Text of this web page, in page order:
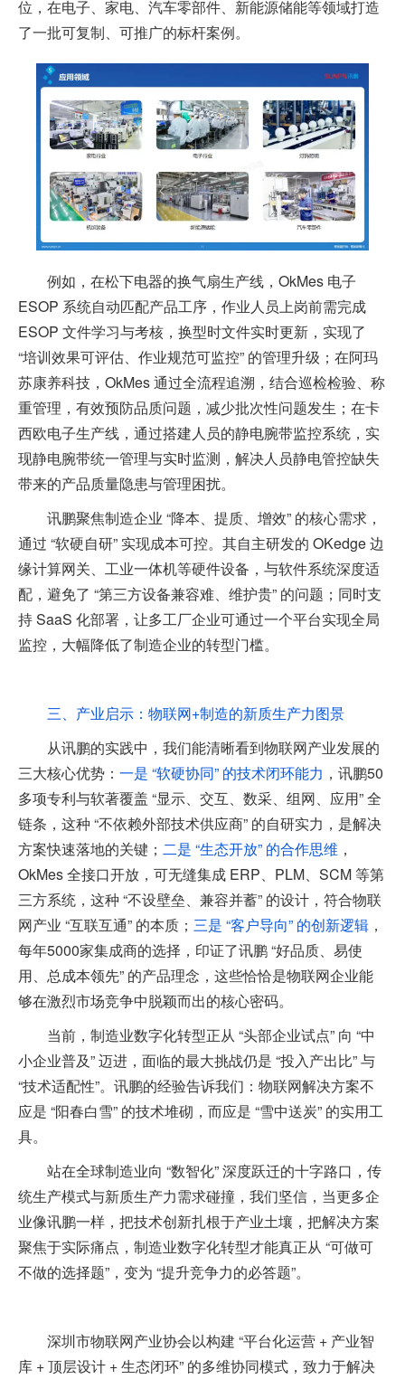
位，在电子、家电、汽车零部件、新能源储能等领域打造
了一批可复制、可推广的标杆案例。
例如，在松下电器的换气扇生产线，OkMes 电子
ESOP 系统自动匹配产品工序，作业人员上岗前需完成
ESOP 文件学习与考核，换型时文件实时更新，实现了
“培训效果可评估、作业规范可监控” 的管理升级；在阿玛
苏康养科技，OkMes 通过全流程追溯，结合巡检检验、称
重管理，有效预防品质问题，减少批次性问题发生；在卡
西欧电子生产线，通过搭建人员的静电腕带监控系统，实
现静电腕带统一管理与实时监测，解决人员静电管控缺失
带来的产品质量隐患与管理困扰。
讯鹏聚焦制造企业 “降本、提质、增效” 的核心需求，
通过 “软硬自研” 实现成本可控。其自主研发的 OKedge 边
缘计算网关、工业一体机等硬件设备，与软件系统深度适
配，避免了 “第三方设备兼容难、维护贵” 的问题；同时支
持 SaaS 化部署，让多工厂企业可通过一个平台实现全局
监控，大幅降低了制造企业的转型门槛。
三、产业启示：物联网+制造的新质生产力图景
从讯鹏的实践中，我们能清晰看到物联网产业发展的
三大核心优势： 一是 “软硬协同” 的技术闭环能力 ，讯鹏50
多项专利与软著覆盖 “显示、交互、数采、组网、应用” 全
链条，这种 “不依赖外部技术供应商” 的自研实力，是解决
方案快速落地的关键； 二是 “生态开放” 的合作思维 ，
OkMes 全接口开放，可无缝集成 ERP、PLM、SCM 等第
三方系统，这种 “不设壁垒、兼容并蓄” 的设计，符合物联
网产业 “互联互通” 的本质； 三是 “客户导向” 的创新逻辑 ，
每年5000家集成商的选择，印证了讯鹏 “好品质、易使
用、总成本领先” 的产品理念，这些恰恰是物联网企业能
够在激烈市场竞争中脱颖而出的核心密码。
当前，制造业数字化转型正从 “头部企业试点” 向 “中
小企业普及” 迈进，面临的最大挑战仍是 “投入产出比” 与
“技术适配性”。讯鹏的经验告诉我们：物联网解决方案不
应是 “阳春白雪” 的技术堆砌，而应是 “雪中送炭” 的实用工
具。
站在全球制造业向 “数智化” 深度跃迁的十字路口，传
统生产模式与新质生产力需求碰撞，我们坚信，当更多企
业像讯鹏一样，把技术创新扎根于产业土壤，把解决方案
聚焦于实际痛点，制造业数字化转型才能真正从 “可做可
不做的选择题”，变为 “提升竞争力的必答题”。
深圳市物联网产业协会以构建 “平台化运营 + 产业智
库 + 顶层设计 + 生态闭环” 的多维协同模式，致力于解决